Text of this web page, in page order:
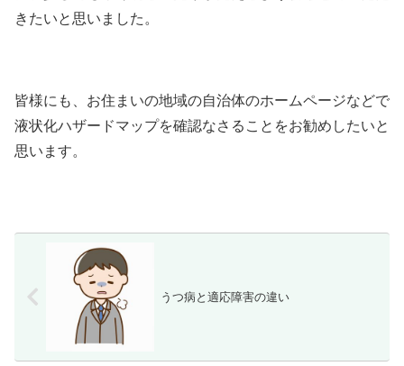
きたいと思いました。
皆様にも、お住まいの地域の自治体のホームページなどで
液状化ハザードマップを確認なさることをお勧めしたいと
思います。
うつ病と適応障害の違い